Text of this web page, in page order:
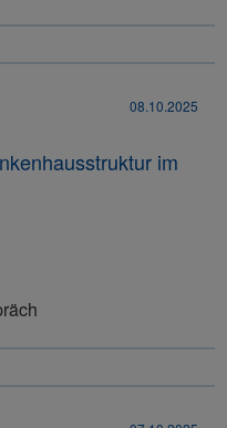
08.10.2025
im